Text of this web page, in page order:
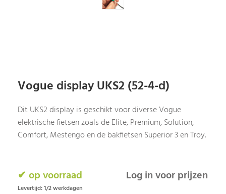
Vogue display UKS2 (52-4-d)
Dit UKS2 display is geschikt voor diverse Vogue
elektrische fietsen zoals de Elite, Premium, Solution,
Comfort, Mestengo en de bakfietsen Superior 3 en Troy.
✔ op voorraad
Levertijd: 1/2 werkdagen
Log in voor prijzen